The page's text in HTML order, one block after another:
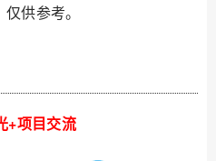
供参考。
+项目交流